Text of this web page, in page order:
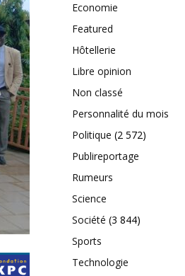
Economie
Featured
Hôtellerie
Libre opinion
Non classé
Personnalité du mois
Politique (2 572)
Publireportage
Rumeurs
Science
Société (3 844)
Sports
Technologie